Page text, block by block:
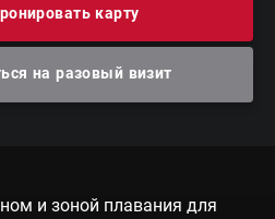
карту
на разовый визит